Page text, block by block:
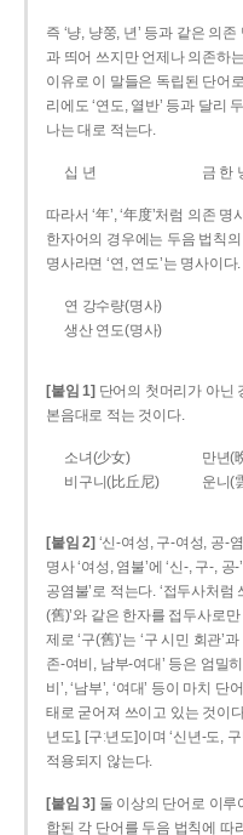
즉 ‘냥, 냥쭝, 년’ 등과 같은 의
과 띄어 쓰지만 언제나 의존하
이유로 이 말들은 독립된 단어
리에도 ‘연도, 열반’ 등과 달리
나는 대로 적는다.
십 년 금 한
따라서 ‘年’, ‘年度’처럼 의존
한자어의 경우에는 두음 법칙
명사라면 ‘연, 연도’는 명사이다.
연 강수량(명사)
생산 연도(명사)
[붙임 1] 단어의 첫머리가 아닌
본음대로 적는 것이다.
소녀(少女) 만년(
비구니(比丘尼)
운니(
[붙임 2] ‘신-여성, 구-여성, 공-
명사 ‘여성, 염불’에 ‘신-, 구-,
공염불’로 적는다. ‘접두사처럼
(舊)’와 같은 한자를 접두사로
제로 ‘구(舊)’는 ‘구 시민 회관’
존­-여비, 남부-­여대’ 등은 엄밀
비’, ‘남부’, ‘여대’ 등이 마치
태로 굳어져 쓰이고 있는 것이
년도], [구ː년도]이며 ‘신년­-도,
적용되지 않는다.
[붙임 3] 둘 이상의 단어로 이루
합된 각 단어를 두음 법칙에 따